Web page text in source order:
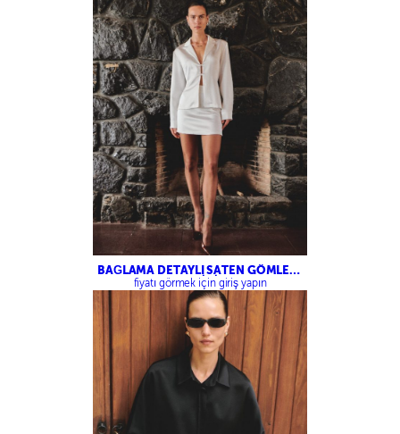
BAĞLAMA DETAYLI SATEN GÖMLEK-
SATEN MİNİ ETEK
fiyatı görmek için giriş yapın